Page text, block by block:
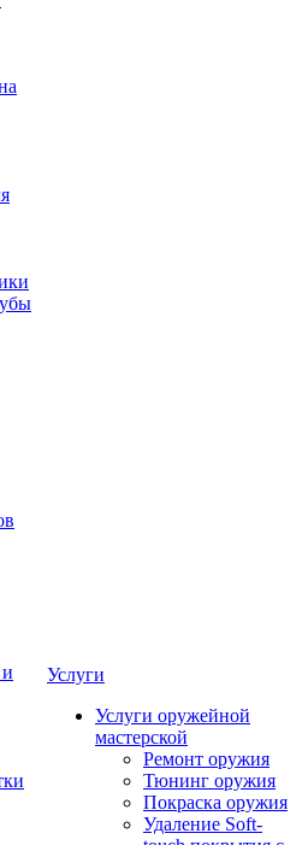
Услуги
Услуги оружейной
мастерской
Ремонт оружия
Тюнинг оружия
Покраска оружия
Удаление Soft-